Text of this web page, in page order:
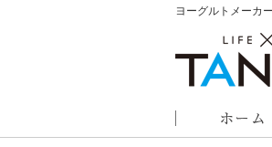
ヨーグルトメーカ